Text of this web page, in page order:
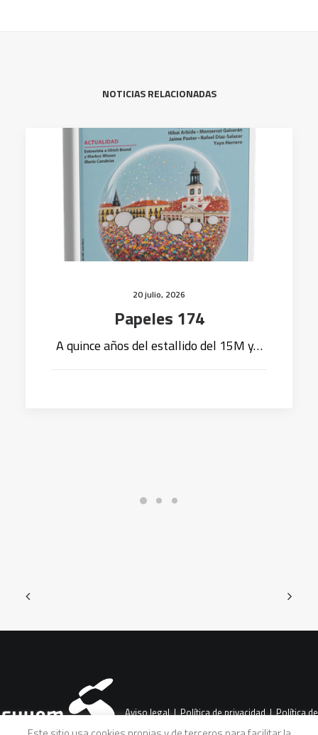
NOTICIAS RELACIONADAS
20 julio, 2026
Papeles 174
A quince años del estallido del 15M y…
Aviso legal|Política de privacidad|Política de